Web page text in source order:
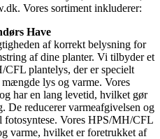
Vores sortiment inkluderer:
Have
af korrekt belysning for
af dine planter. Vi tilbyder et
plantelys, der er specielt
lys og varme. Vores
har en lang levetid, hvilket gør
De reducerer varmeafgivelsen og
fotosyntese. Vores HPS/MH/CFL
varme, hvilket er foretrukket af